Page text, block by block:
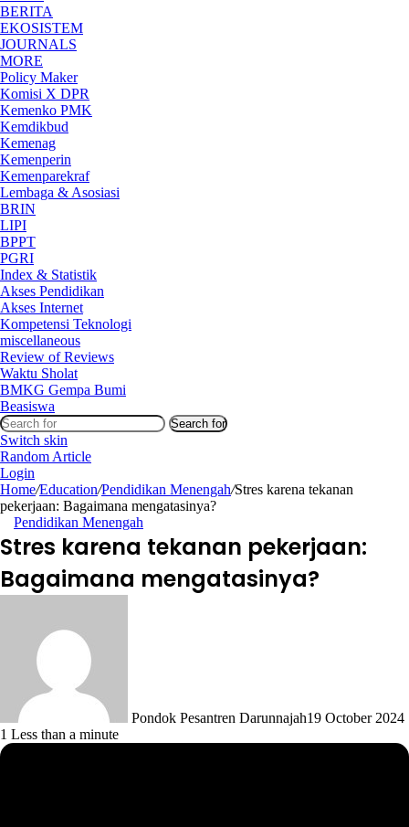
BERITA
EKOSISTEM
JOURNALS
MORE
Policy Maker
Komisi X DPR
Kemenko PMK
Kemdikbud
Kemenag
Kemenperin
Kemenparekraf
Lembaga & Asosiasi
BRIN
LIPI
BPPT
PGRI
Index & Statistik
Akses Pendidikan
Akses Internet
Kompetensi Teknologi
miscellaneous
Review of Reviews
Waktu Sholat
BMKG Gempa Bumi
Beasiswa
Search for
Switch skin
Random Article
Login
Home/Education/Pendidikan Menengah/Stres karena tekanan
pekerjaan: Bagaimana mengatasinya?
Pendidikan Menengah
Stres karena tekanan pekerjaan:
Bagaimana mengatasinya?
Pondok Pesantren Darunnajah19 October 2024
1 Less than a minute